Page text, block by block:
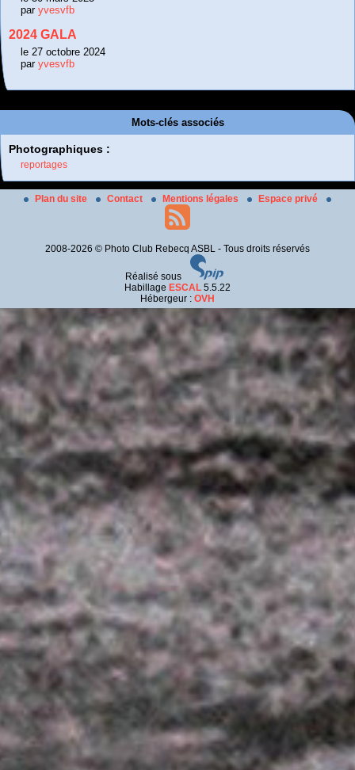
par yvesvfb
2024 GALA
le 27 octobre 2024
par yvesvfb
Mots-clés associés
Photographiques :
reportages
Plan du site Contact Mentions légales Espace privé
2008-2026 © Photo Club Rebecq ASBL - Tous droits réservés
Réalisé sous
Habillage ESCAL 5.5.22
Hébergeur : OVH